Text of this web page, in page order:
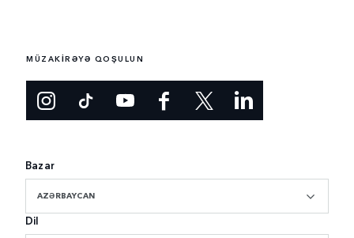
MÜZAKİRƏYƏ QOŞULUN
Bazar
AZƏRBAYCAN
Dil